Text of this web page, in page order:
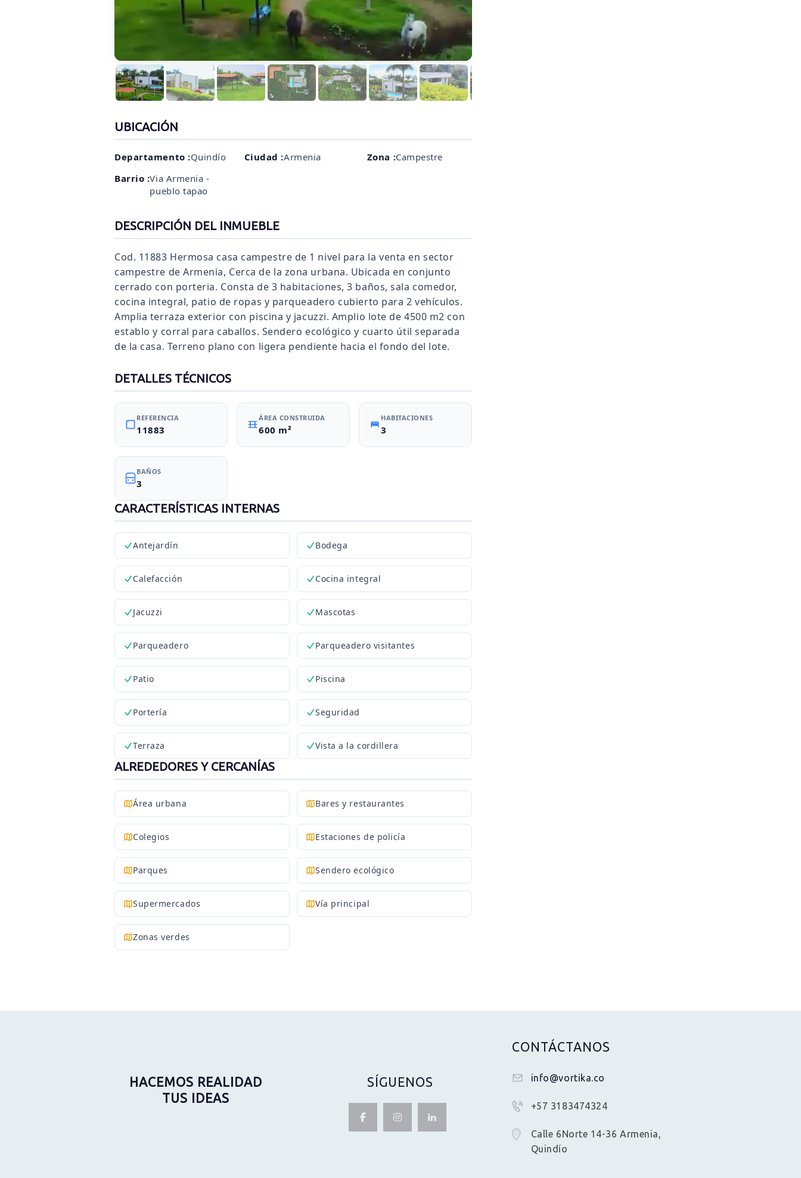
UBICACIÓN
Departamento :Quindío Ciudad :Armenia Zona :Campestre
Barrio :Via Armenia -
pueblo tapao
DESCRIPCIÓN DEL INMUEBLE
Cod. 11883 Hermosa casa campestre de 1 nivel para la venta en sector
campestre de Armenia, Cerca de la zona urbana. Ubicada en conjunto
cerrado con porteria. Consta de 3 habitaciones, 3 baños, sala comedor,
cocina integral, patio de ropas y parqueadero cubierto para 2 vehículos.
Amplia terraza exterior con piscina y jacuzzi. Amplio lote de 4500 m2 con
establo y corral para caballos. Sendero ecológico y cuarto útil separada
de la casa. Terreno plano con ligera pendiente hacia el fondo del lote.
DETALLES TÉCNICOS
REFERENCIA
11883
ÁREA CONSTRUIDA
600 m²
HABITACIONES
3
BAÑOS
3
CARACTERÍSTICAS INTERNAS
Antejardín Bodega
Calefacción Cocina integral
Jacuzzi Mascotas
Parqueadero Parqueadero visitantes
Patio Piscina
Portería Seguridad
Terraza Vista a la cordillera
ALREDEDORES Y CERCANÍAS
Área urbana Bares y restaurantes
Colegios Estaciones de policía
Parques Sendero ecológico
Supermercados Vía principal
Zonas verdes
HACEMOS REALIDAD
TUS IDEAS
SÍGUENOS
CONTÁCTANOS
info@vortika.co
+57 3183474324
Calle 6Norte 14-36 Armenia,
Quindío